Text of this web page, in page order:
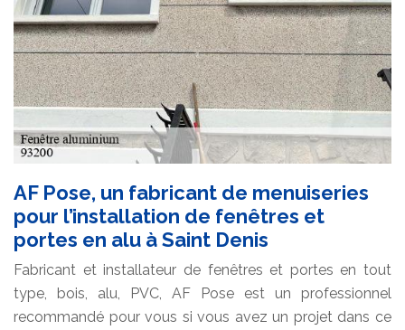
AF Pose, un fabricant de menuiseries
pour l’installation de fenêtres et
portes en alu à Saint Denis
Fabricant et installateur de fenêtres et portes en tout
type, bois, alu, PVC, AF Pose est un professionnel
recommandé pour vous si vous avez un projet dans ce